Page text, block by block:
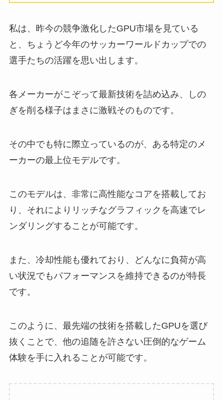
私は、昨今の競争激化したGPU市場を見ている
と、ちょうど今年のサッカーワールドカップでの
選手たちの活躍を思い出します。
各メーカーがこぞって最新技術を詰め込み、しの
ぎを削る様子はまさに激戦そのものです。
その中でも特に際立っているのが、ある特定のメ
ーカーの最上位モデルです。
このモデルは、非常に高性能なコアを搭載してお
り、それによりリッチなグラフィックを高速でレ
ンダリングすることが可能です。
また、冷却性能も優れており、どんなに負荷が高
い状況でもパフォーマンスを維持できるのが特長
です。
このように、最先端の技術を搭載したGPUを選び
抜くことで、他の追随を許さない圧倒的なゲーム
体験を手に入れることが可能です。